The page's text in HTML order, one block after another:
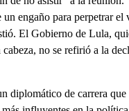
un engaño para perpetrar el
El Gobierno de Lula,
no se refirió a la
diplomático de carrera que